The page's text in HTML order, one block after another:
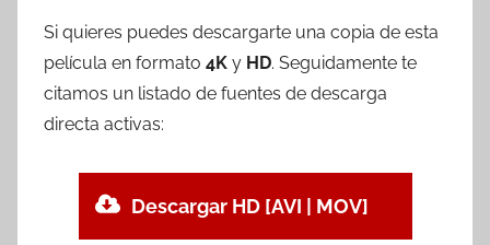
Si quieres puedes descargarte una copia de esta
película en formato 4K y HD. Seguidamente te
citamos un listado de fuentes de descarga
directa activas:
Descargar HD [AVI | MOV]